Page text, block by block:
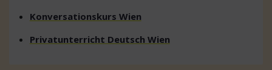
Konversationskurs Wien
Privatunterricht Deutsch Wien